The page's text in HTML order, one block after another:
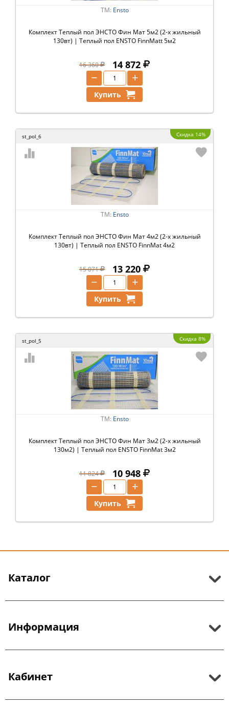
ТМ: Ensto
Комплект Теплый пол ЭНСТО Фин Мат 5м2 (2-х жильный
130вт) | Теплый пол ENSTO FinnMatt 5м2
16 360 14 872
+
−
Купить
st_pol_6 Скидка 14%
ТМ: Ensto
Комплект Теплый пол ЭНСТО Фин Мат 4м2 (2-х жильный
130вт) | Теплый пол ENSTO FinnMat 4м2
15 071 13 220
+
−
Купить
st_pol_5 Скидка 8%
ТМ: Ensto
Комплект Теплый пол ЭНСТО Фин Мат 3м2 (2-х жильный
130м2) | Теплый пол ENSTO FinnMat 3м2
11 824 10 948
+
−
Купить
Каталог
Информация
Кабинет